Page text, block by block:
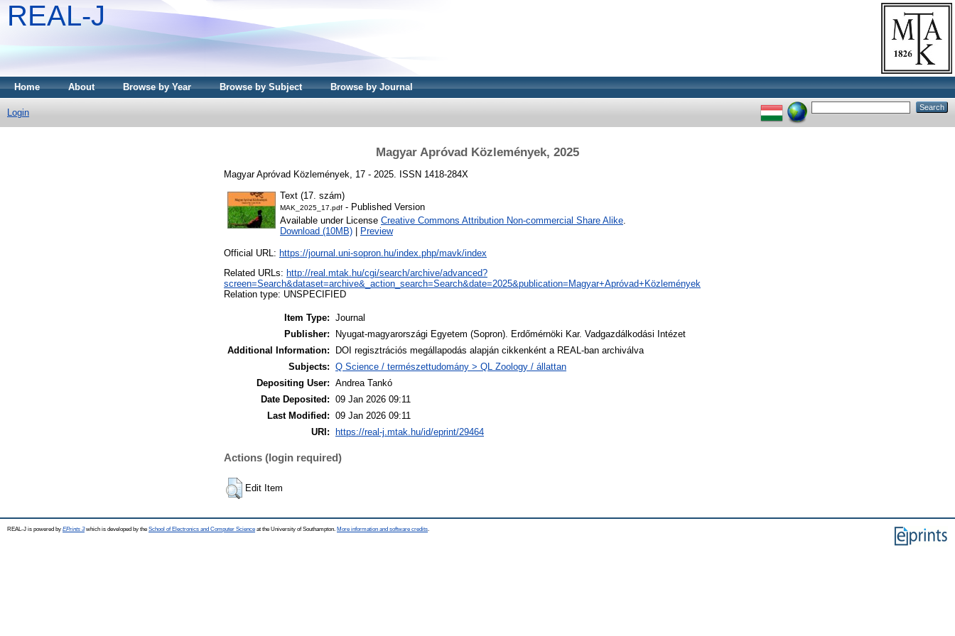
REAL-J
Home About Browse by Year Browse by Subject Browse by Journal
Login
Magyar Apróvad Közlemények, 2025
Magyar Apróvad Közlemények, 17 - 2025. ISSN 1418-284X
Text (17. szám)
MAK_2025_17.pdf - Published Version
Available under License Creative Commons Attribution Non-commercial Share Alike.
Download (10MB)
Preview
Official URL: https://journal.uni-sopron.hu/index.php/mavk/index
Related URLs: http://real.mtak.hu/cgi/search/archive/advanced?
screen=Search&dataset=archive&_action_search=Search&date=2025&publication=Magyar+Apróvad+Közlemények
Relation type: UNSPECIFIED
Item Type: Journal
Publisher:
Nyugat-magyarországi Egyetem (Sopron). Erdőmérnöki Kar. Vadgazdálkodási Intézet
Additional Information:
DOI regisztrációs megállapodás alapján cikkenként a REAL-ban archiválva
Subjects: Q Science / természettudomány > QL Zoology / állattan
Depositing User: Andrea Tankó
Date Deposited: 09 Jan 2026 09:11
Last Modified: 09 Jan 2026 09:11
URI:
https://real-j.mtak.hu/id/eprint/29464
Actions (login required)
Edit Item
REAL-J is powered by EPrints 3which is developed by the School of Electronics and Computer Science at the University of Southampton. More information and software credits